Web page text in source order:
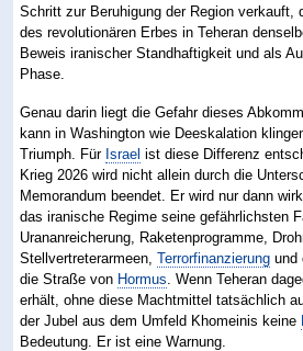
Schritt zur Beruhigung der Region verkauft,
des revolutionären Erbes in Teheran
Beweis iranischer Standhaftigkeit und als
Phase.
Genau darin liegt die Gefahr dieses
kann in Washington wie Deeskalation
Triumph. Für Israel ist diese Differenz
Krieg 2026 wird nicht allein durch die
Memorandum beendet. Er wird nur dann
das iranische Regime seine gefährlichsten
Urananreicherung, Raketenprogramme,
Stellvertreterarmeen,Terrorfinanzierung und
die Straße von Hormus . Wenn Teheran
erhält, ohne diese Machtmittel tatsächlich
der Jubel aus dem Umfeld Khomeinis keine
Bedeutung. Er ist eine Warnung.